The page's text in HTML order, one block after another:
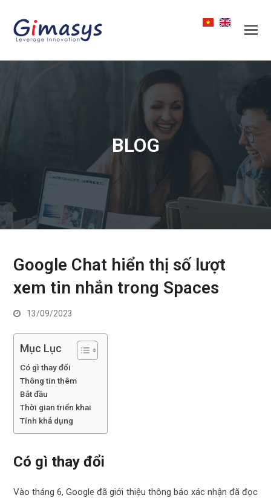
BLOG
Google Chat hiển thị số lượt
xem tin nhắn trong Spaces
13/09/2023
Mục Lục
Có gì thay đổi
Thông tin thêm
Bắt đầu
Thời gian triển khai
Tính khả dụng
Có gì thay đổi
Vào tháng 6, Google đã giới thiệu thông báo xác nhận đã đọc